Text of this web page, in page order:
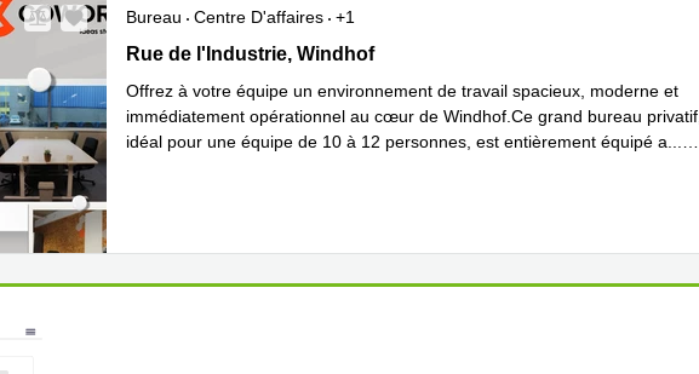
Bureau Centre D'affaires
+1
Rue de l'Industrie 18, Windhof
Rue de l'Industrie, Windhof
Offrez à votre équipe un environnement de travail spacieux, moderne et
immédiatement opérationnel au cœur de Windhof.Ce grand bureau privatif,
idéal pour une équipe de 10 à 12 personnes, est entièrement équipé a